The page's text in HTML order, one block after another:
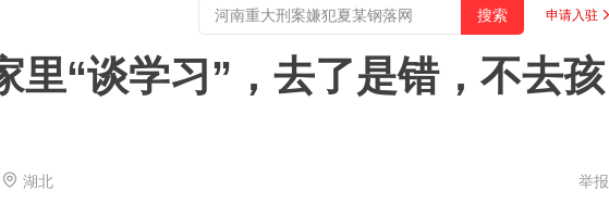
申请入驻
里“谈学习”，去了是错，不去孩
湖北 举报